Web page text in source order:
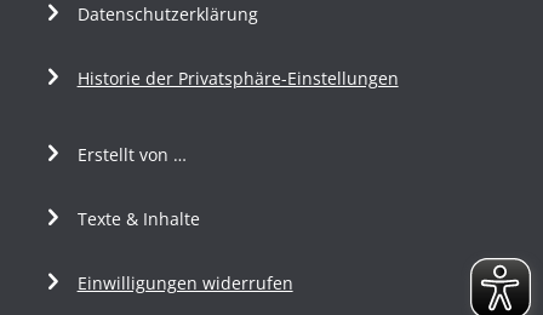
Datenschutzerklärung
Historie der Privatsphäre-Einstellungen
Erstellt von …
Texte & Inhalte
Einwilligungen widerrufen